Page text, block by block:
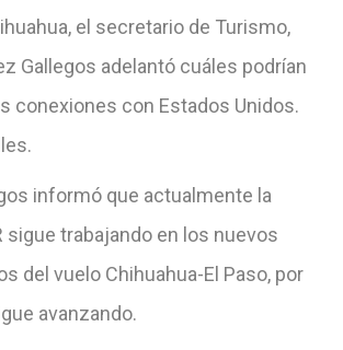
el secretario de Turismo,
Gallegos adelantó cuáles podrían
conexiones con Estados Unidos.
informó que actualmente la
sigue trabajando en los nuevos
del vuelo Chihuahua-El Paso, por
avanzando.